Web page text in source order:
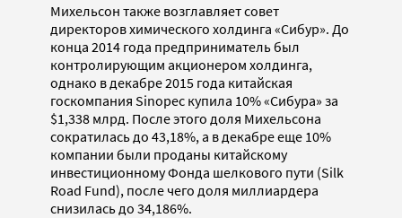
Михельсон также возглавляет совет
директоров химического холдинга «Сибур». До
конца 2014 года предприниматель был
контролирующим акционером холдинга,
однако в декабре 2015 года китайская
госкомпания Sinopec купила 10% «Сибура» за
$1,338 млрд. После этого доля Михельсона
сократилась до 43,18%, а в декабре еще 10%
компании были проданы китайскому
инвестиционному Фонда шелкового пути (Silk
Road Fund), после чего доля миллиардера
снизилась до 34,186%.